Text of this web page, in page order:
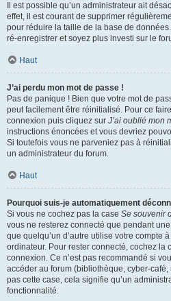
Il est possible qu’un administrateur ait
effet, il est courant de supprimer
pour réduire la taille de la base de
ré-enregistrer et soyez plus investi sur le
Haut
J’ai perdu mon mot de passe !
Pas de panique ! Bien que votre mot de
peut facilement être réinitialisé. Pour ce
connexion puis cliquez sur J’ai oublié mon
instructions énoncées et vous devriez
Si toutefois vous ne parveniez pas à
un administrateur du forum.
Haut
Pourquoi suis-je automatiquement
Si vous ne cochez pas la case Se souvenir
vous ne resterez connecté que pendant
que quelqu’un d’autre utilise votre compte
ordinateur. Pour rester connecté, cochez la
connexion. Ce n’est pas recommandé si
accéder au forum (bibliothèque, cyber-
pas cette case, cela signifie qu’un
fonctionnalité.